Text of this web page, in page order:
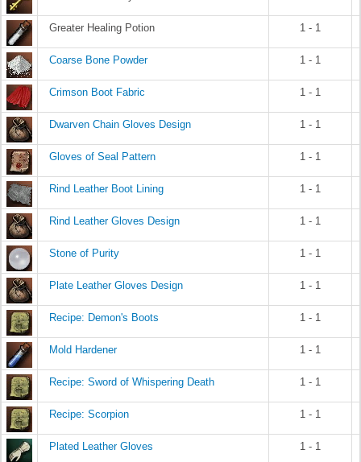
Greater Healing Potion 1 - 1
Coarse Bone Powder 1 - 1
Crimson Boot Fabric 1 - 1
Dwarven Chain Gloves Design 1 - 1
Gloves of Seal Pattern 1 - 1
Rind Leather Boot Lining 1 - 1
Rind Leather Gloves Design 1 - 1
Stone of Purity 1 - 1
Plate Leather Gloves Design 1 - 1
Recipe: Demon's Boots 1 - 1
Mold Hardener 1 - 1
Recipe: Sword of Whispering Death 1 - 1
Recipe: Scorpion 1 - 1
Plated Leather Gloves 1 - 1